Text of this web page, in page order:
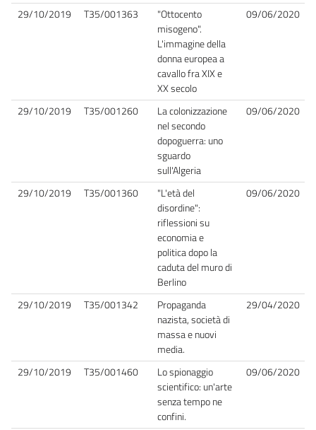
29/10/2019 T35/001363
"Ottocento
misogeno".
L'immagine della
donna europea a
cavallo fra XIX e
XX secolo
09/06/2020
29/10/2019 T35/001260
La colonizzazione
nel secondo
dopoguerra: uno
sguardo
sull'Algeria
09/06/2020
29/10/2019 T35/001360
"L'età del
disordine":
riflessioni su
economia e
politica dopo la
caduta del muro di
Berlino
09/06/2020
29/10/2019 T35/001342
Propaganda
nazista, società di
massa e nuovi
media.
29/04/2020
29/10/2019 T35/001460
Lo spionaggio
scientifico: un'arte
senza tempo ne
confini.
09/06/2020